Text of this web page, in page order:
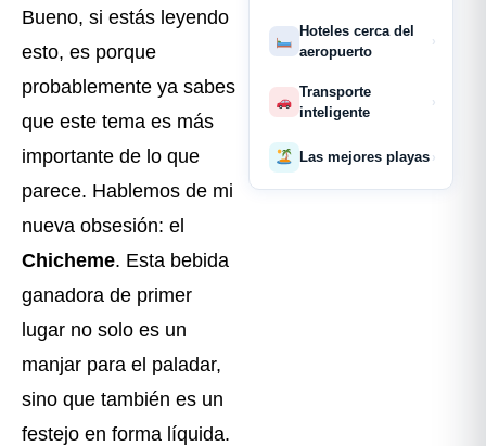
Bueno, si estás leyendo
esto, es porque
probablemente ya sabes
que este tema es más
importante de lo que
parece. Hablemos de mi
nueva obsesión: el
Chicheme. Esta bebida
ganadora de primer
lugar no solo es un
manjar para el paladar,
sino que también es un
festejo en forma líquida.
Hoteles cerca del
aeropuerto
›
Transporte
inteligente
›
Las mejores playas ›